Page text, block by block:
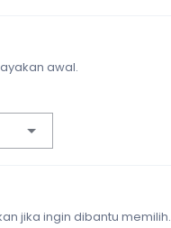
awal.
jika ingin dibantu memilih.